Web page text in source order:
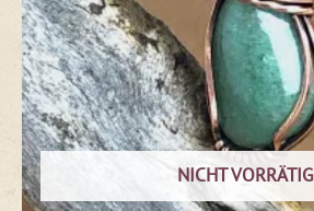
NICHT VORRÄTIG